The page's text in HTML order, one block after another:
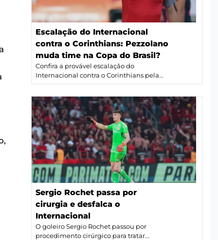
Escalação do Internacional
contra o Corinthians: Pezzolano
muda time na Copa do Brasil?
Confira a provável escalação do
Internacional contra o Corinthians pela...
Sergio Rochet passa por
cirurgia e desfalca o
Internacional
O goleiro Sergio Rochet passou por
procedimento cirúrgico para tratar...